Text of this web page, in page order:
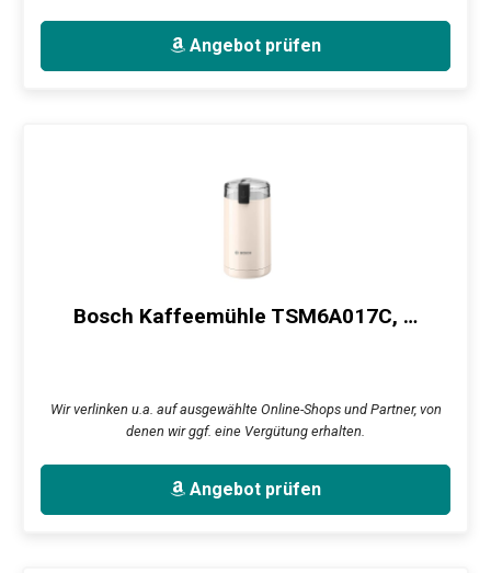
Angebot prüfen
Bosch Kaffeemühle TSM6A017C, …
Wir verlinken u.a. auf ausgewählte Online-Shops und Partner, von
denen wir ggf. eine Vergütung erhalten.
Angebot prüfen